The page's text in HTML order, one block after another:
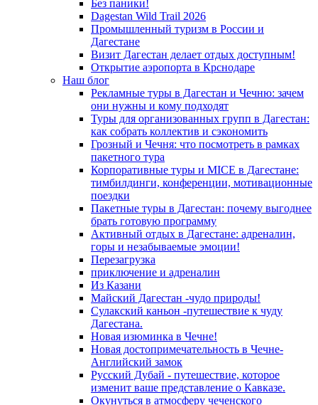
Без паники!
Dagestan Wild Trail 2026
Промышленный туризм в России и
Дагестане
Визит Дагестан делает отдых доступным!
Открытие аэропорта в Крснодаре
Наш блог
Рекламные туры в Дагестан и Чечню: зачем
они нужны и кому подходят
Туры для организованных групп в Дагестан:
как собрать коллектив и сэкономить
Грозный и Чечня: что посмотреть в рамках
пакетного тура
Корпоративные туры и MICE в Дагестане:
тимбилдинги, конференции, мотивационные
поездки
Пакетные туры в Дагестан: почему выгоднее
брать готовую программу
Активный отдых в Дагестане: адреналин,
горы и незабываемые эмоции!
Перезагрузка
приключение и адреналин
Из Казани
Майский Дагестан -чудо природы!
Сулакский каньон -путешествие к чуду
Дагестана.
Новая изюминка в Чечне!
Новая достопримечательность в Чечне-
Английский замок
Русский Дубай - путешествие, которое
изменит ваше представление о Кавказе.
Окунуться в атмосферу чеченского